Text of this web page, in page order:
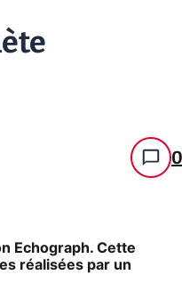
0
Echograph. Cette
réalisées par un